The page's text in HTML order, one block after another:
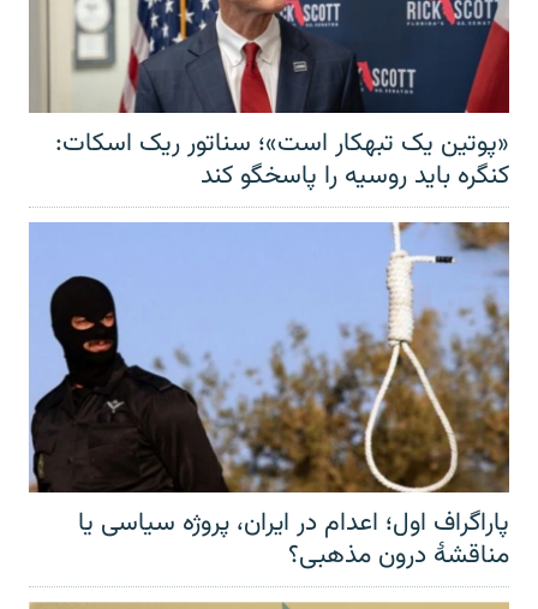
«پوتین یک تبهکار است»؛ سناتور ریک اسکات:
کنگره باید روسیه را پاسخگو کند
پاراگراف اول؛ اعدام در ایران، پروژه سیاسی یا
مناقشهٔ درون مذهبی؟